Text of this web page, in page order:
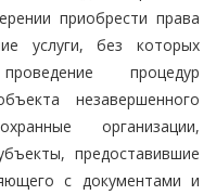
приобрести права
услуги, без которых
процедур
незавершенного
организации,
предоставившие
с документами и